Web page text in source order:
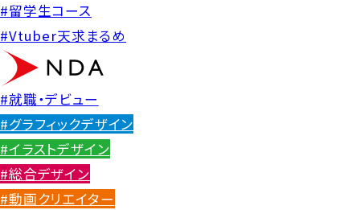
#留学生コース
#Vtuber天求まるめ
#就職・デビュー
#グラフィックデザイン
#イラストデザイン
#総合デザイン
#動画クリエイター